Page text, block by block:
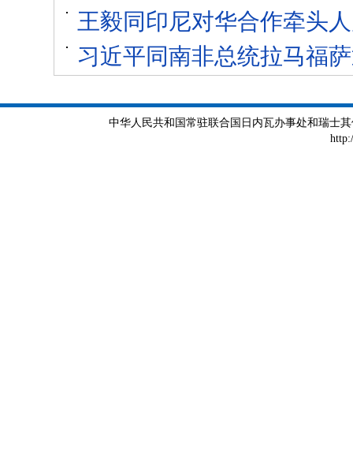
王毅同印尼对华合作牵头
习近平同南非总统拉马福
中华人民共和国常驻联合国日内瓦办事处和瑞士